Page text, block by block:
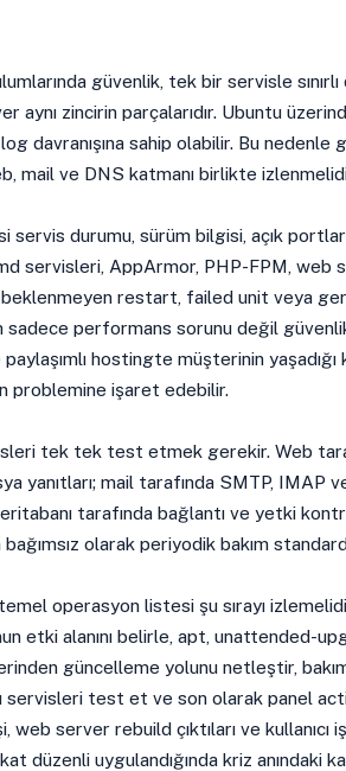
güvenlik, tek bir servisle
aynı zincirin parçalarıdır. Ubuntu
davranışına sahip olabilir. Bu
mail ve DNS katmanı birlikte
servis durumu, sürüm bilgisi, açık
servisleri, AppArmor, PHP-FPM, web
restart, failed unit veya
sadece performans sorunu değil
paylaşımlı hostingte müşterinin
problemine işaret edebilir.
tek tek test etmek gerekir. Web
yanıtları; mail tarafında SMTP, IMAP
tarafında bağlantı ve yetki
bağımsız olarak periyodik bakım
operasyon listesi şu sırayı
etki alanını belirle, apt, unattended-
güncelleme yolunu netleştir,
servisleri test et ve son olarak panel
server rebuild çıktıları ve kullanıcı
düzenli uygulandığında kriz anındaki